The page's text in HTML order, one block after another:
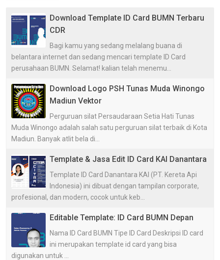
Download Template ID Card BUMN Terbaru
CDR
Bagi kamu yang sedang melalang buana di
belantara internet dan sedang mencari template ID Card
perusahaan BUMN. Selamat! kalian telah menemu...
Download Logo PSH Tunas Muda Winongo
Madiun Vektor
Perguruan silat Persaudaraan Setia Hati Tunas
Muda Winongo adalah salah satu perguruan silat terbaik di Kota
Madiun. Banyak atlit bela di...
Template & Jasa Edit ID Card KAI Danantara
Template ID Card Danantara KAI (PT. Kereta Api
Indonesia) ini dibuat dengan tampilan corporate,
profesional, dan modern, cocok untuk keb...
Editable Template: ID Card BUMN Depan
Nama ID Card BUMN Tipe ID Card Deskripsi ID card
ini merupakan template id card yang bisa
digunakan untuk ...